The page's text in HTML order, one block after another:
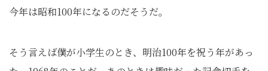
今年は昭和100年になるのだそうだ。
そう言えば僕が小学生のとき、明治100年を祝う年があっ